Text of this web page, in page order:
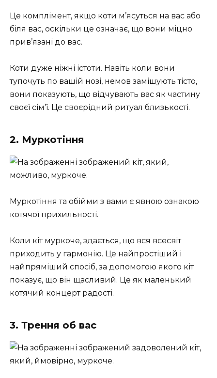
Це комплімент, якщо коти м’ясуться на вас або
біля вас, оскільки це означає, що вони міцно
прив’язані до вас.
Коти дуже ніжні істоти. Навіть коли вони
тупочуть по вашій нозі, немов замішують тісто,
вони показують, що відчувають вас як частину
своєї сім’ї. Це своєрідний ритуал близькості.
2. Муркотіння
Муркотіння та обійми з вами є явною ознакою
котячої прихильності.
Коли кіт муркоче, здається, що вся всесвіт
приходить у гармонію. Це найпростіший і
найпряміший спосіб, за допомогою якого кіт
показує, що він щасливий. Це як маленький
котячий концерт радості.
3. Трення об вас